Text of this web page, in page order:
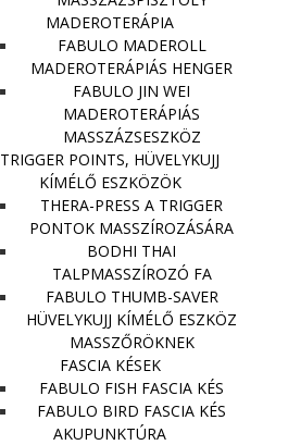
MADEROTERÁPIA
FABULO MADEROLL
MADEROTERÁPIÁS HENGER
FABULO JIN WEI
MADEROTERÁPIÁS
MASSZÁZSESZKÖZ
TRIGGER POINTS, HÜVELYKUJJ
KÍMÉLŐ ESZKÖZÖK
THERA-PRESS A TRIGGER
PONTOK MASSZÍROZÁSÁRA
BODHI THAI
TALPMASSZÍROZÓ FA
FABULO THUMB-SAVER
HÜVELYKUJJ KÍMÉLŐ ESZKÖZ
MASSZŐRÖKNEK
FASCIA KÉSEK
FABULO FISH FASCIA KÉS
FABULO BIRD FASCIA KÉS
AKUPUNKTÚRA